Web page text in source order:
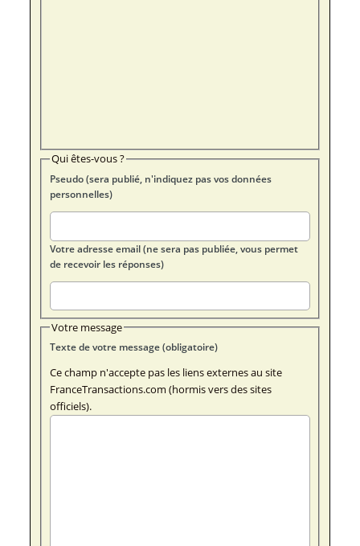
Qui êtes-vous ?
Pseudo (sera publié, n'indiquez pas vos données
personnelles)
Votre adresse email (ne sera pas publiée, vous permet
de recevoir les réponses)
Votre message
Texte de votre message (obligatoire)
Ce champ n'accepte pas les liens externes au site
FranceTransactions.com (hormis vers des sites
officiels).